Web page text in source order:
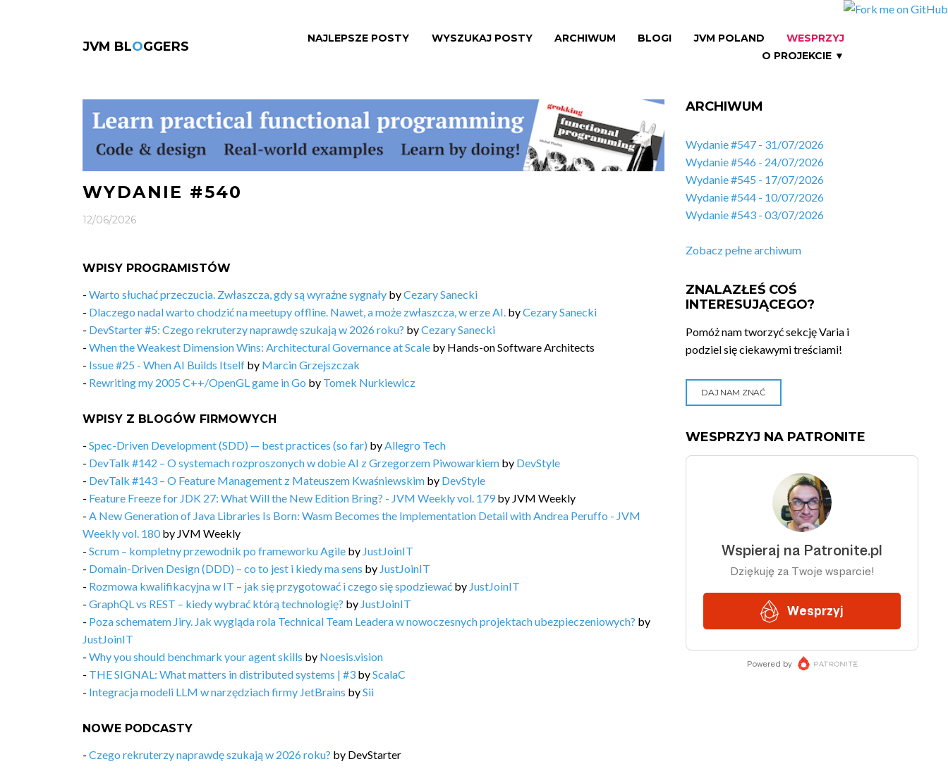
JVM BLOGGERS
NAJLEPSZE POSTY WYSZUKAJ POSTY ARCHIWUM BLOGI JVM POLAND
WESPRZYJ
O PROJEKCIE ▼
WYDANIE #540
12/06/2026
WPISY PROGRAMISTÓW
- Warto słuchać przeczucia. Zwłaszcza, gdy są wyraźne sygnały byCezary Sanecki
- Dlaczego nadal warto chodzić na meetupy offline. Nawet, a może zwłaszcza, w erze AI. byCezary Sanecki
- DevStarter #5: Czego rekruterzy naprawdę szukają w 2026 roku? byCezary Sanecki
- When the Weakest Dimension Wins: Architectural Governance at Scale by Hands-on Software Architects
- Issue #25 - When AI Builds Itself by Marcin Grzejszczak
- Rewriting my 2005 C++/OpenGL game in Go by Tomek Nurkiewicz
WPISY Z BLOGÓW FIRMOWYCH
- Spec-Driven Development (SDD) — best practices (so far) byAllegro Tech
- DevTalk #142 – O systemach rozproszonych w dobie AI z Grzegorzem Piwowarkiem by DevStyle
- DevTalk #143 – O Feature Management z Mateuszem Kwaśniewskim by DevStyle
- Feature Freeze for JDK 27: What Will the New Edition Bring? - JVM Weekly vol. 179 by JVM Weekly
- A New Generation of Java Libraries Is Born: Wasm Becomes the Implementation Detail with Andrea Peruffo - JVM
Weekly vol. 180by JVM Weekly
- Scrum – kompletny przewodnik po frameworku Agile by JustJoinIT
- Domain-Driven Design (DDD) – co to jest i kiedy ma sens by JustJoinIT
- Rozmowa kwalifikacyjna w IT – jak się przygotować i czego się spodziewać by JustJoinIT
- GraphQL vs REST – kiedy wybrać którą technologię? by JustJoinIT
- Poza schematem Jiry. Jak wygląda rola Technical Team Leadera w nowoczesnych projektach ubezpieczeniowych? by
JustJoinIT
- Why you should benchmark your agent skills by Noesis.vision
- THE SIGNAL: What matters in distributed systems | #3 byScalaC
- Integracja modeli LLM w narzędziach firmy JetBrains bySii
NOWE PODCASTY
- Czego rekruterzy naprawdę szukają w 2026 roku? by DevStarter
ARCHIWUM
Wydanie #547 - 31/07/2026
Wydanie #546 - 24/07/2026
Wydanie #545 - 17/07/2026
Wydanie #544 - 10/07/2026
Wydanie #543 - 03/07/2026
Zobacz pełne archiwum
ZNALAZŁEŚ COŚ
INTERESUJĄCEGO?
Pomóż nam tworzyć sekcję Varia i
podziel się ciekawymi treściami!
DAJ NAM ZNAĆ
WESPRZYJ NA PATRONITE